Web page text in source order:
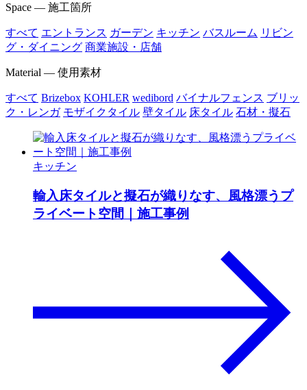
Space — 施工箇所
すべて エントランス ガーデン キッチン バスルーム リビン
グ・ダイニング 商業施設・店舗
Material — 使用素材
すべて Brizebox KOHLER wedibord バイナルフェンス ブリッ
ク・レンガ モザイクタイル 壁タイル 床タイル 石材・擬石
キッチン
輸入床タイルと擬石が織りなす、風格漂うプ
ライベート空間｜施工事例